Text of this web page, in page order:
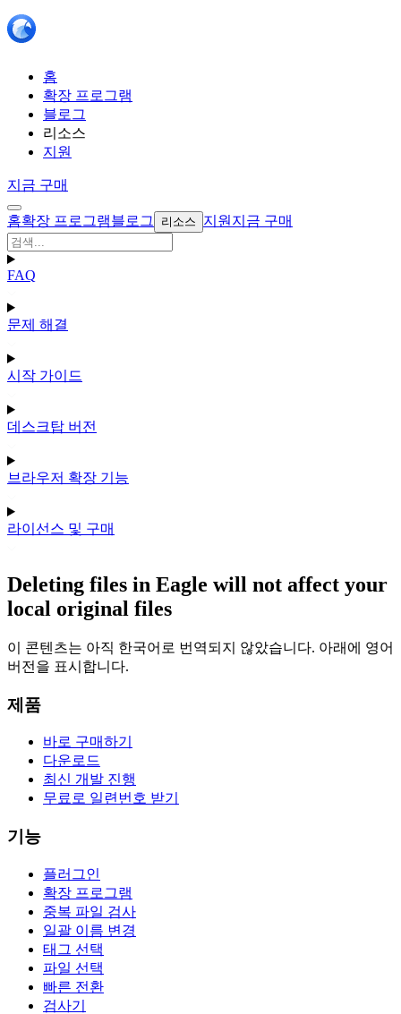
홈
확장 프로그램
블로그
리소스
지원
지금 구매
홈확장 프로그램블로그 리소스 지원 지금 구매
FAQ
문제 해결
시작 가이드
데스크탑 버전
브라우저 확장 기능
라이선스 및 구매
Deleting files in Eagle will not affect your
local original files
이 콘텐츠는 아직 한국어로 번역되지 않았습니다. 아래에 영어
버전을 표시합니다.
제품
바로 구매하기
다운로드
최신 개발 진행
무료로 일련번호 받기
기능
플러그인
확장 프로그램
중복 파일 검사
일괄 이름 변경
태그 선택
파일 선택
빠른 전환
검사기